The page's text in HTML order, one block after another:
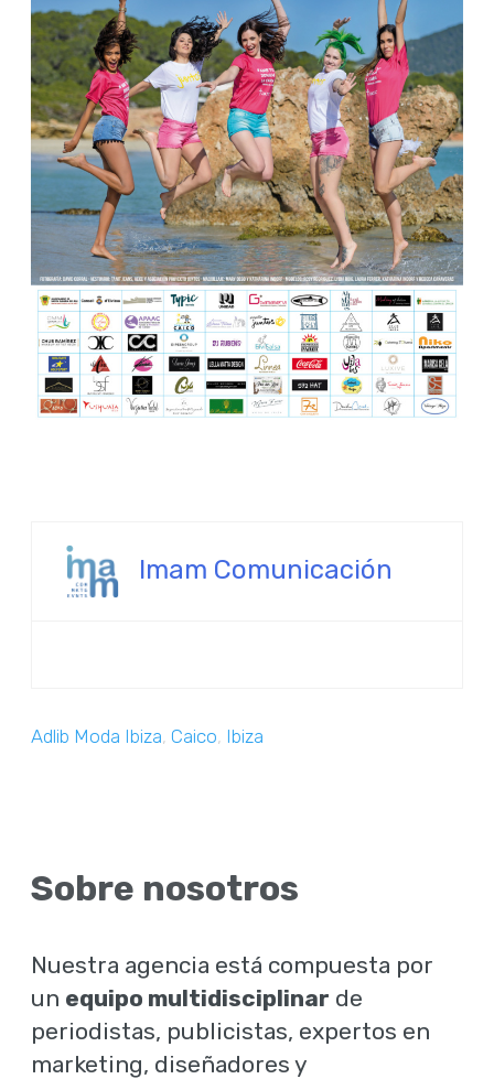
Imam Comunicación
Adlib Moda Ibiza,Caico, Ibiza
Sobre nosotros
Nuestra agencia está compuesta por
un equipo multidisciplinar de
periodistas, publicistas, expertos en
marketing, diseñadores y